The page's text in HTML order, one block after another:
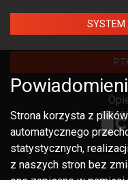
SYSTEM
Strona korzysta z
automatycznego
statystycznych,
z naszych stron bez